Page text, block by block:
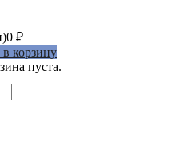
0 ₽
корзину
пуста.